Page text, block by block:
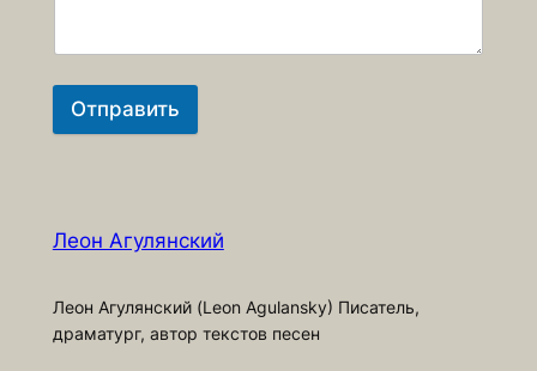
Отправить
Леон Агулянский
Леон Агулянский (Leon Agulansky) Писатель,
драматург, автор текстов песен